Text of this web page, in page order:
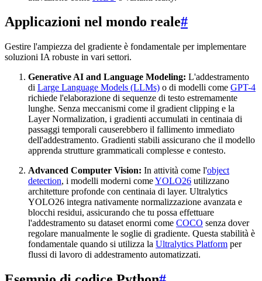
Applicazioni nel mondo reale#
Gestire l'ampiezza del gradiente è fondamentale per implementare
soluzioni IA robuste in vari settori.
Generative AI and Language Modeling: L'addestramento
di Large Language Models (LLMs) o di modelli come GPT-4
richiede l'elaborazione di sequenze di testo estremamente
lunghe. Senza meccanismi come il gradient clipping e la
Layer Normalization, i gradienti accumulati in centinaia di
passaggi temporali causerebbero il fallimento immediato
dell'addestramento. Gradienti stabili assicurano che il modello
apprenda strutture grammaticali complesse e contesto.
Advanced Computer Vision: In attività come l'object
detection, i modelli moderni comeYOLO26 utilizzano
architetture profonde con centinaia di layer. Ultralytics
YOLO26 integra nativamente normalizzazione avanzata e
blocchi residui, assicurando che tu possa effettuare
l'addestramento su dataset enormi come COCO senza dover
regolare manualmente le soglie di gradiente. Questa stabilità è
fondamentale quando si utilizza la Ultralytics Platform per
flussi di lavoro di addestramento automatizzati.